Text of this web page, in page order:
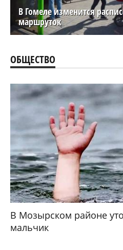
В Гомеле изменится
маршруток
ОБЩЕСТВО
В Мозырском районе
мальчик